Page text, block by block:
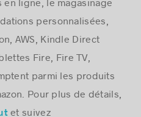
personnalisées,
AWS, Kindle Direct
Fire, Fire TV,
parmi les produits
Pour plus de détails,
et suivez